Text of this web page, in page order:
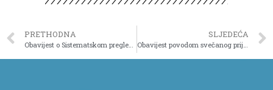
PRETHODNA SLJEDEĆA